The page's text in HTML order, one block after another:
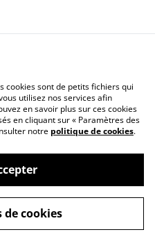
Legal Terms
Cookie Policy
powered by
cookies sont de petits fichiers qui
utilisez nos services afin
en savoir plus sur ces cookies
en cliquant sur « Paramètres des
notre politique de cookies.
de cookies